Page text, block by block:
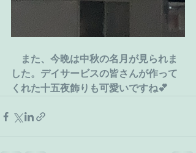
また、今晩は中秋の名月が見られま
した。デイサービスの皆さんが作って
くれた十五夜飾りも可愛いですね💕